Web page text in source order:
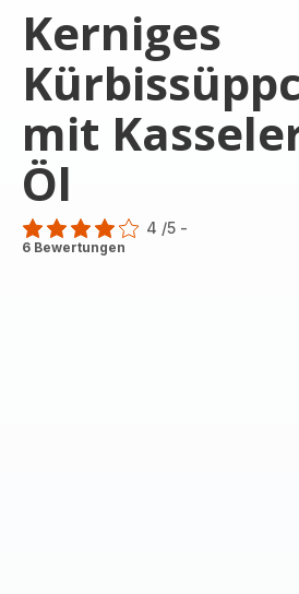
Kerniges
mit
Öl
Bewertung
4 /5 -
6 Bewertungen